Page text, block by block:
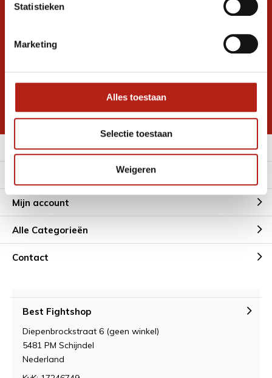
Statistieken
Marketing
Alles toestaan
Selectie toestaan
Weigeren
Ontvang de nieuwste aanbiedingen en
Inschrijven voor
* Lees hier de wettelijke beperkingen
Meer informatie
Mijn account
Alle Categorieën
Contact
Best Fightshop
Diepenbrockstraat 6 (geen winkel)
5481 PM Schijndel
Nederland